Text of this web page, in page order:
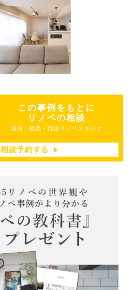
この事例をもとに
リノベの相談
場所：福島・郡山リノベスタジオ
相談予約する